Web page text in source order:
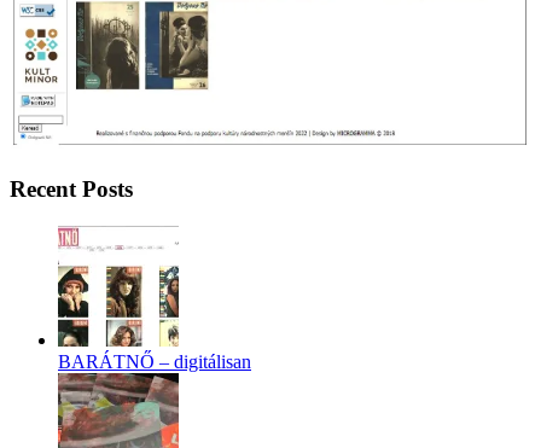
Recent Posts
BARÁTNŐ – digitálisan